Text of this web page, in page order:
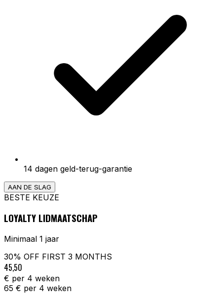
14 dagen geld-terug-garantie
AAN DE SLAG
BESTE KEUZE
LOYALTY LIDMAATSCHAP
Minimaal 1 jaar
30% OFF FIRST 3 MONTHS
45,50
€ per 4 weken
65 € per 4 weken